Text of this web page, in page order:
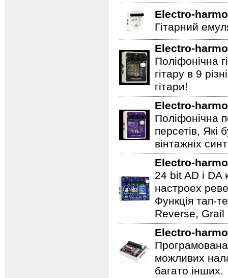
Electro-
Гітарний
Electro-
Поліфонічна
гітару в 9
гітари!
Electro-
Поліфонічна
персетів, Які
вінтажніх
Electro-
24 bit AD і
настроех
Функція тап-
Reverse, Grail
Electro-
можливих
багато інших.